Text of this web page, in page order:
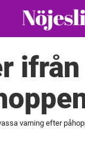
varning efter